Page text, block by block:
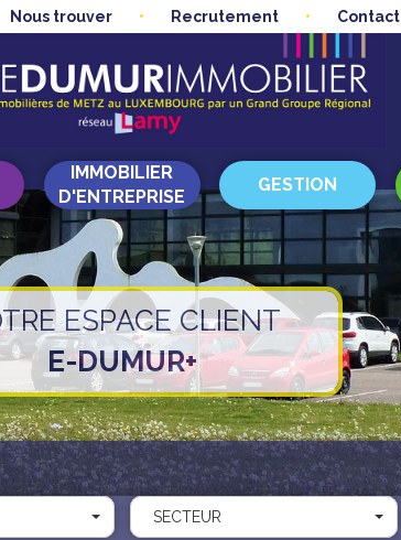
Nous trouver Recrutement Contact
IMMOBILIER
D'ENTREPRISE
GESTION
ESPACE CLIENT
E-DUMUR+
SECTEUR